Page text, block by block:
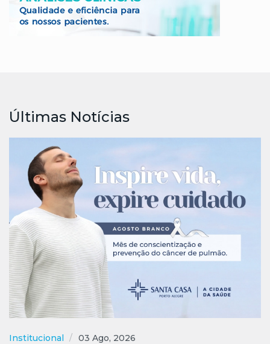
Últimas Notícias
Institucional 03 Ago, 2026